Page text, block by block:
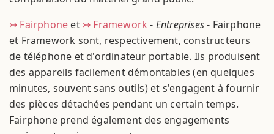
↣ Fairphone et ↣ Framework - Entreprises- Fairphone
et Framework sont, respectivement, constructeurs
de téléphone et d'ordinateur portable. Ils produisent
des appareils facilement démontables (en quelques
minutes, souvent sans outils) et s'engagent à fournir
des pièces détachées pendant un certain temps.
Fairphone prend également des engagements